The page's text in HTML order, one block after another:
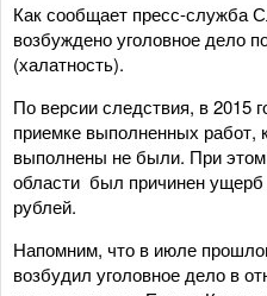
Как сообщает пресс-служба
возбуждено уголовное дело
(халатность).
По версии следствия, в 2015
приемке выполненных работ,
выполнены не были. При
области был причинен
рублей.
Напомним, что в июле
возбудил уголовное дело в